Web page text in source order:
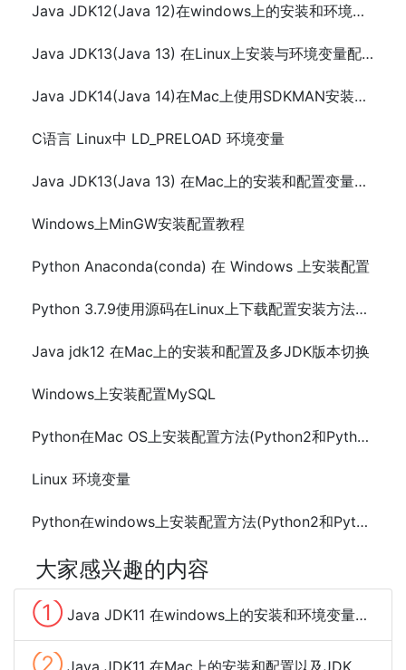
Java JDK12(Java 12)在windows上的安装和环境变量配置
Java JDK13(Java 13) 在Linux上安装与环境变量配置
Java JDK14(Java 14)在Mac上使用SDKMAN安装配置环境变量及版本切换
C语言 Linux中 LD_PRELOAD 环境变量
Java JDK13(Java 13) 在Mac上的安装和配置变量及多JDK版本切换
Windows上MinGW安装配置教程
Python Anaconda(conda) 在 Windows 上安装配置
Python 3.7.9使用源码在Linux上下载配置安装方法及步骤
Java jdk12 在Mac上的安装和配置及多JDK版本切换
Windows上安装配置MySQL
Python在Mac OS上安装配置方法(Python2和Python3)
Linux 环境变量
Python在windows上安装配置方法(Python2和Python3)
大家感兴趣的内容
① Java JDK11 在windows上的安装和环境变量配置
② Java JDK11 在Mac上的安装和配置以及JDK多个版本之间切换